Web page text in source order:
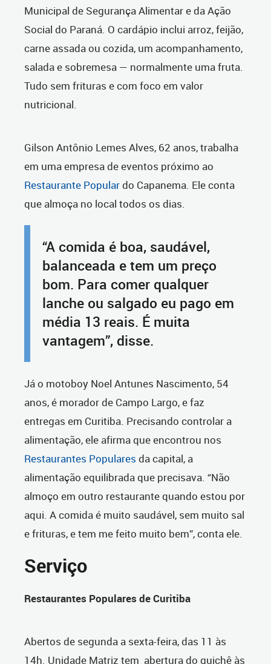
Municipal de Segurança Alimentar e da Ação
Social do Paraná. O cardápio inclui arroz, feijão,
carne assada ou cozida, um acompanhamento,
salada e sobremesa — normalmente uma fruta.
Tudo sem frituras e com foco em valor
nutricional.
Gilson Antônio Lemes Alves, 62 anos, trabalha
em uma empresa de eventos próximo ao
Restaurante Populardo Capanema. Ele conta
que almoça no local todos os dias.
“A comida é boa, saudável,
balanceada e tem um preço
bom. Para comer qualquer
lanche ou salgado eu pago em
média 13 reais. É muita
vantagem”, disse.
Já o motoboy Noel Antunes Nascimento, 54
anos, é morador de Campo Largo, e faz
entregas em Curitiba. Precisando controlar a
alimentação, ele afirma que encontrou nos
Restaurantes Populares da capital, a
alimentação equilibrada que precisava. “Não
almoço em outro restaurante quando estou por
aqui. A comida é muito saudável, sem muito sal
e frituras, e tem me feito muito bem”, conta ele.
Serviço
Restaurantes Populares de Curitiba
Abertos de segunda a sexta-feira, das 11 às
14h. Unidade Matriz tem abertura do guichê às